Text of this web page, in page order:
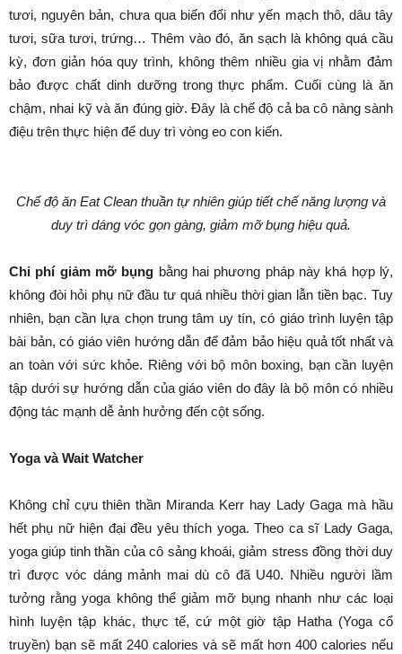
tươi, nguyên bản, chưa qua biến đổi như yến mạch thô, dâu tây
tươi, sữa tươi, trứng… Thêm vào đó, ăn sạch là không quá cầu
kỳ, đơn giản hóa quy trình, không thêm nhiều gia vị nhằm đảm
bảo được chất dinh dưỡng trong thực phẩm. Cuối cùng là ăn
chậm, nhai kỹ và ăn đúng giờ. Đây là chế độ cả ba cô nàng sành
điệu trên thực hiện để duy trì vòng eo con kiến.
Chế độ ăn Eat Clean thuần tự nhiên giúp tiết chế năng lượng và
duy trì dáng vóc gọn gàng, giảm mỡ bụng hiệu quả.
Chi phí giảm mỡ bụng bằng hai phương pháp này khá hợp lý,
không đòi hỏi phụ nữ đầu tư quá nhiều thời gian lẫn tiền bạc. Tuy
nhiên, bạn cần lựa chọn trung tâm uy tín, có giáo trình luyện tập
bài bản, có giáo viên hướng dẫn để đảm bảo hiệu quả tốt nhất và
an toàn với sức khỏe. Riêng với bộ môn boxing, bạn cần luyện
tập dưới sự hướng dẫn của giáo viên do đây là bộ môn có nhiều
động tác mạnh dễ ảnh hưởng đến cột sống.
Yoga và Wait Watcher
Không chỉ cựu thiên thần Miranda Kerr hay Lady Gaga mà hầu
hết phụ nữ hiện đại đều yêu thích yoga. Theo ca sĩ Lady Gaga,
yoga giúp tinh thần của cô sảng khoái, giảm stress đồng thời duy
trì được vóc dáng mảnh mai dù cô đã U40. Nhiều người lầm
tưởng rằng yoga không thể giảm mỡ bụng nhanh như các loại
hình luyện tập khác, thực tế, cứ một giờ tập Hatha (Yoga cổ
truyền) bạn sẽ mất 240 calories và sẽ mất hơn 400 calories nếu